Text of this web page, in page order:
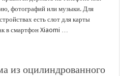
фотографий или музыки. Для
есть слот для карты
в смартфон Xiaomi …
из оцилиндрованного